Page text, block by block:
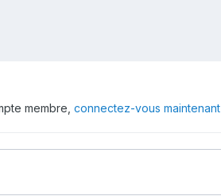
membre, connectez-vous maintenant